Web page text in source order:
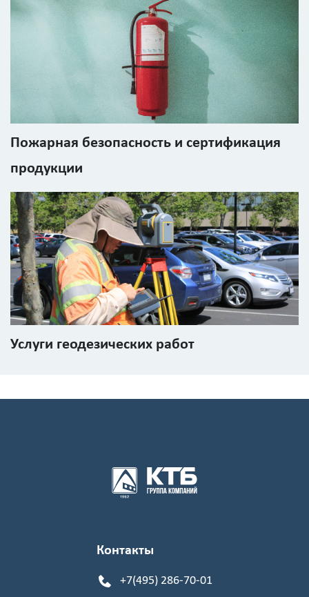
Пожарная безопасность и сертификация
продукции
Услуги геодезических работ
Контакты
+7(495) 286-70-01
код
с
картинки
Я согласен на
обработку
персональных
данных